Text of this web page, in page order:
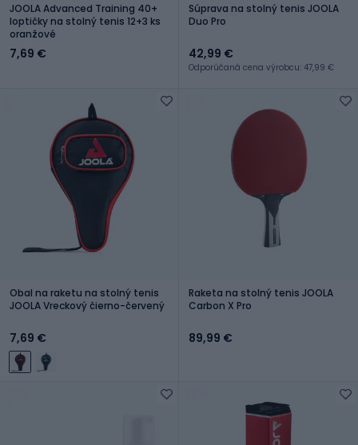
JOOLA Advanced Training 40+
loptičky na stolný tenis 12+3 ks
oranžové
7,69 €
Súprava na stolný tenis JOOLA
Duo Pro
42,99 €
Odporúčaná cena výrobcu: 47,99 €
Obal na raketu na stolný tenis
JOOLA Vreckový čierno-červený
7,69 €
Raketa na stolný tenis JOOLA
Carbon X Pro
89,99 €